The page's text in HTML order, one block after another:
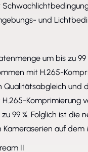
und
um bis zu 99
mit H.265-
Qualitätsabgleich und
Komprimierung
99 %. Folglich ist
auf dem